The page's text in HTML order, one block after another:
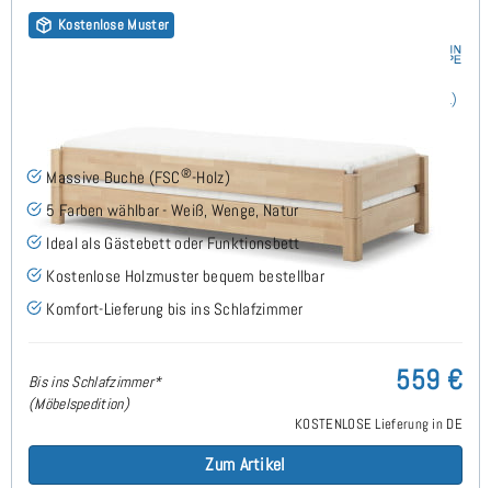
Kostenlose Muster
(1)
Massive Buche (FSC®-Holz)
5 Farben wählbar - Weiß, Wenge, Natur
Ideal als Gästebett oder Funktionsbett
Kostenlose Holzmuster bequem bestellbar
Komfort-Lieferung bis ins Schlafzimmer
Bis ins Schlafzimmer*
(Möbelspedition)
559 €
KOSTENLOSE Lieferung in DE
Zum Artikel